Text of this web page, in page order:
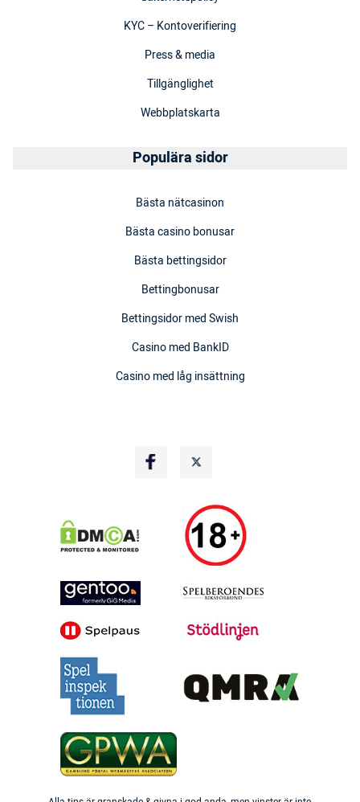
KYC – Kontoverifiering
Press & media
Tillgänglighet
Webbplatskarta
Populära sidor
Bästa nätcasinon
Bästa casino bonusar
Bästa bettingsidor
Bettingbonusar
Bettingsidor med Swish
Casino med BankID
Casino med låg insättning